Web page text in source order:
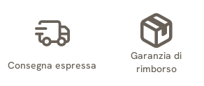
Consegna espressa
Garanzia di
rimborso